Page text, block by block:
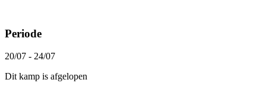
Periode
20/07 - 24/07
Dit kamp is afgelopen